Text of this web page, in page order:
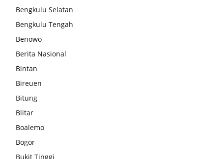
Bengkulu Selatan
Bengkulu Tengah
Benowo
Berita Nasional
Bintan
Bireuen
Bitung
Blitar
Boalemo
Bogor
Bukit Tinggi